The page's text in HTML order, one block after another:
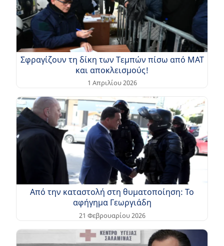
Σφραγίζουν τη δίκη των Τεμπών πίσω από ΜΑΤ
και αποκλεισμούς!
1 Απριλίου 2026
Από την καταστολή στη θυματοποίηση: Το
αφήγημα Γεωργιάδη
21 Φεβρουαρίου 2026